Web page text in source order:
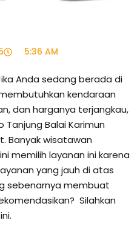
5:36 AM
Anda sedang berada di
kendaraan
dan harganya terjangkau,
Balai Karimun
Banyak wisatawan
memilih layanan ini karena
yang jauh di atas
sebenarnya membuat
Silahkan